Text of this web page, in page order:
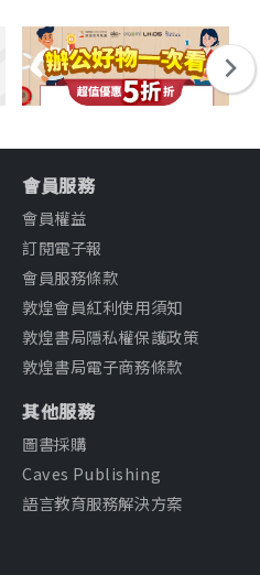
會員服務
會員權益
訂閱電子報
會員服務條款
敦煌會員紅利使用須知
敦煌書局隱私權保護政策
敦煌書局電子商務條款
其他服務
圖書採購
Caves Publishing
語言教育服務解決方案